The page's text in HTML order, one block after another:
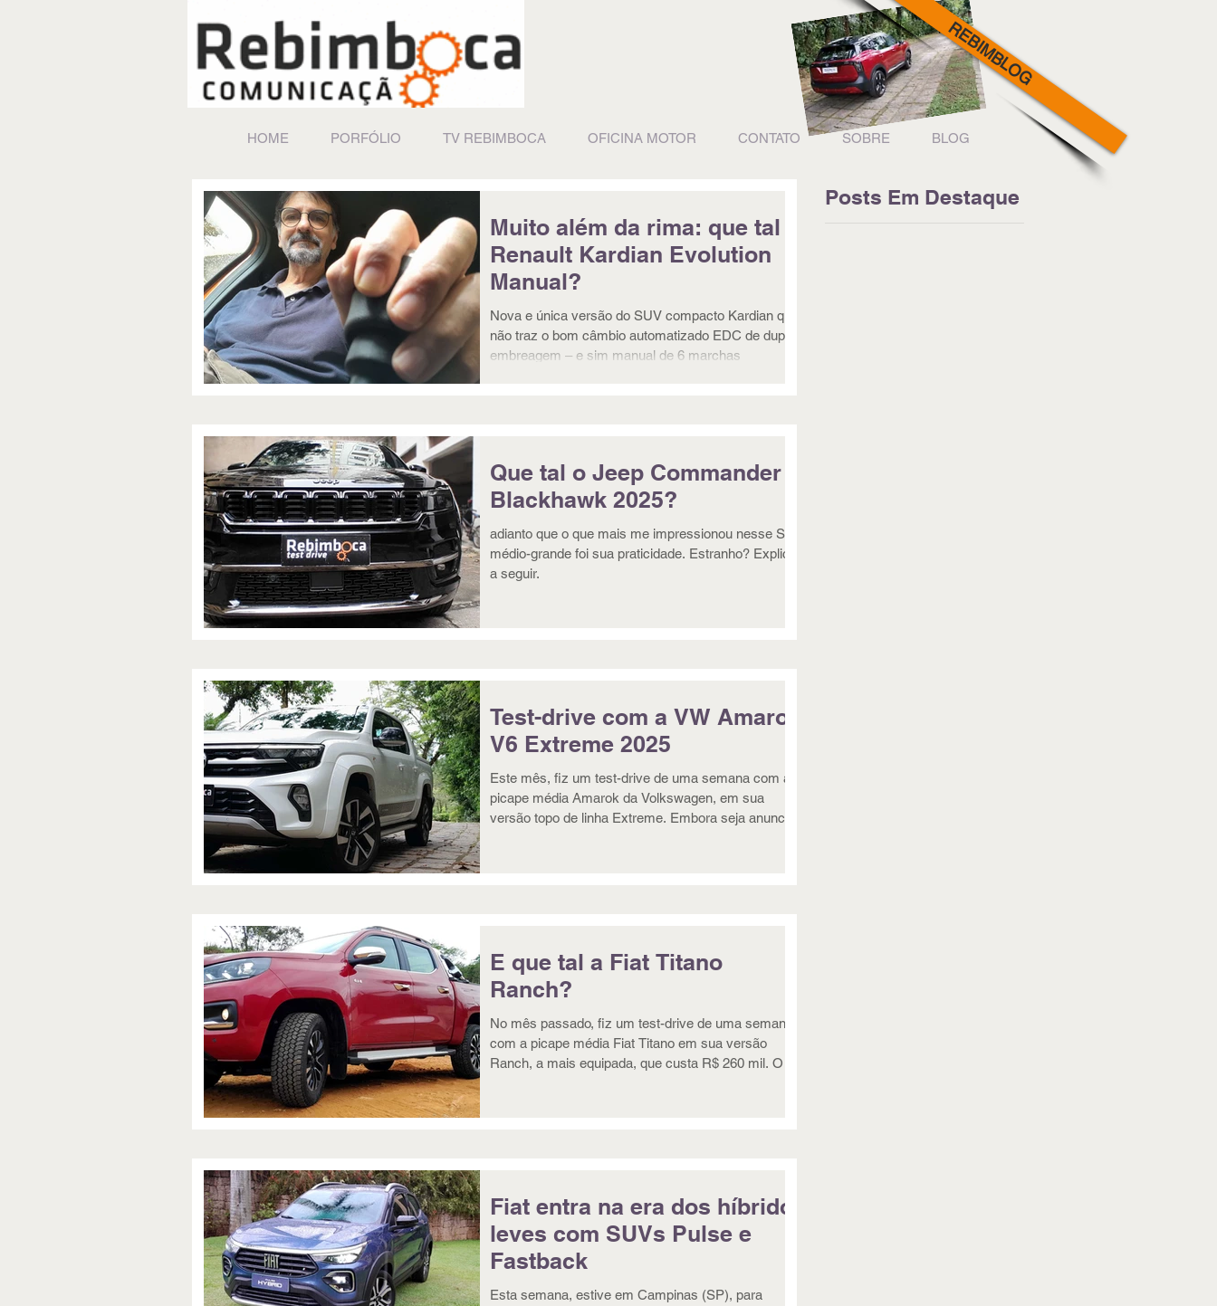
REBIMBLOG
HOME PORFÓLIO TV REBIMBOCA OFICINA MOTOR CONTATO SOBRE BLOG
Muito além da rima: que tal o
Renault Kardian Evolution
Manual?
Nova e única versão do SUV compacto Kardian que
não traz o bom câmbio automatizado EDC de dupla
embreagem – e sim manual de 6 marchas
Que tal o Jeep Commander
Blackhawk 2025?
adianto que o que mais me impressionou nesse SUV
médio-grande foi sua praticidade. Estranho? Explico
a seguir.
Test-drive com a VW Amarok
V6 Extreme 2025
Este mês, fiz um test-drive de uma semana com a
picape média Amarok da Volkswagen, em sua
versão topo de linha Extreme. Embora seja anunciad
E que tal a Fiat Titano
Ranch?
No mês passado, fiz um test-drive de uma semana
com a picape média Fiat Titano em sua versão
Ranch, a mais equipada, que custa R$ 260 mil. O
Fiat entra na era dos híbridos
leves com SUVs Pulse e
Fastback
Esta semana, estive em Campinas (SP), para
Posts Em Destaque